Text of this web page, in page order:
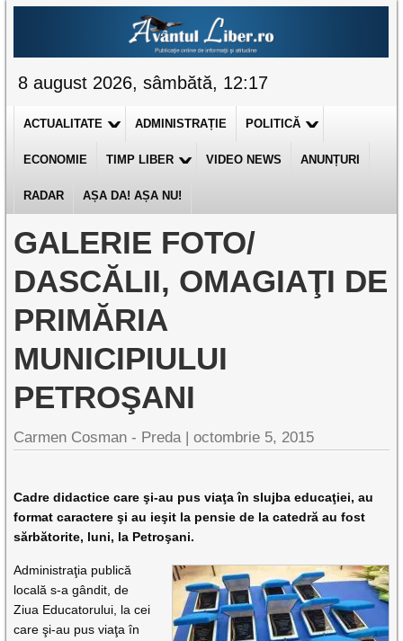
8 august 2026, sâmbătă, 12:17
ACTUALITATE ADMINISTRAȚIE POLITICĂ
ECONOMIE TIMP LIBER VIDEO NEWS ANUNȚURI
RADAR AȘA DA! AȘA NU!
GALERIE FOTO/
DASCĂLII, OMAGIAŢI DE
PRIMĂRIA
MUNICIPIULUI
PETROŞANI
Carmen Cosman - Preda |octombrie 5, 2015
Cadre didactice care şi-au pus viaţa în slujba educaţiei, au
format caractere şi au ieşit la pensie de la catedră au fost
sărbătorite, luni, la Petroşani.
Administraţia publică
locală s-a gândit, de
Ziua Educatorului, la cei
care şi-au pus viaţa în